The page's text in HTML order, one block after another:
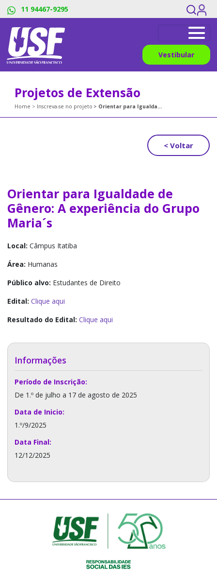
11 94467-9295
Vestibular
Projetos de Extensão
Home Inscreva-se no projeto Orientar para Igualdade de Gênero: A experiência do Grupo Maria´s
< Voltar
Orientar para Igualdade de
Gênero: A experiência do Grupo
Maria´s
Local: Câmpus Itatiba
Área: Humanas
Público alvo: Estudantes de Direito
Edital: Clique aqui
Resultado do Edital: Clique aqui
Informações
Período de Inscrição:
De 1.º de julho a 17 de agosto de 2025
Data de Inicio:
1.º/9/2025
Data Final:
12/12/2025